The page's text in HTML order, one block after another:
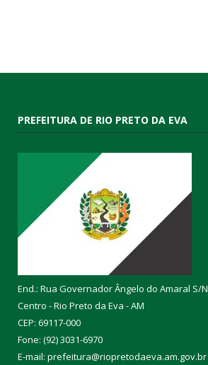
PREFEITURA DE RIO PRETO DA EVA
End.: Rua Governador Ângelo do Amaral S/N
Centro - Rio Preto da Eva - AM
CEP: 69117-000
Fone: (92) 3031-6970
E-mail: prefeitura@riopretodaeva.am.gov.br